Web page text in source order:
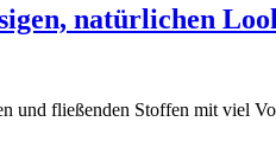
natürlichen
und fließenden Stoffen mit viel